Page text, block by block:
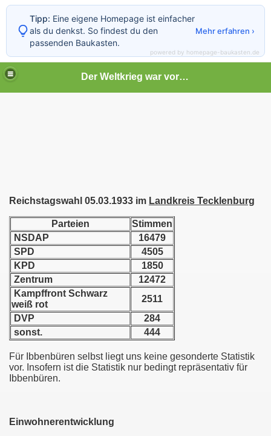
Der Weltkrieg war vor deiner Tür
Reichstagswahl 05.03.1933 im Landkreis Tecklenburg
Parteien
Stimmen
NSDAP
16479
SPD
4505
KPD
1850
Zentrum
12472
Kampffront Schwarz
weiß rot
2511
DVP
284
sonst.
444
Für Ibbenbüren selbst liegt uns keine gesonderte Statistik
vor. Insofern ist die Statistik nur bedingt repräsentativ für
Ibbenbüren.
Einwohnerentwicklung
Tipp: Eine eigene Homepage ist einfacher
als du denkst. So findest du den
passenden Baukasten.
Mehr erfahren ›
powered by homepage-baukasten.de